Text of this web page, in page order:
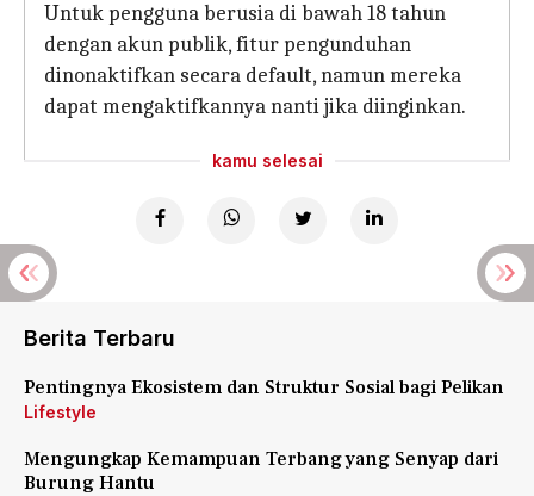
Untuk pengguna berusia di bawah 18 tahun
dengan akun publik, fitur pengunduhan
dinonaktifkan secara default, namun mereka
dapat mengaktifkannya nanti jika diinginkan.
kamu selesai
Berita Terbaru
Pentingnya Ekosistem dan Struktur Sosial bagi Pelikan
Lifestyle
Mengungkap Kemampuan Terbang yang Senyap dari
Burung Hantu